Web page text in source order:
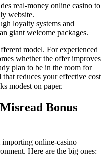
real-money online casino to
website.
loyalty systems and
giant welcome packages.
model. For experienced
whether the offer improves
plan to be in the room for
reduces your effective cost
modest on paper.
Bonus
importing online-casino
Here are the big ones: